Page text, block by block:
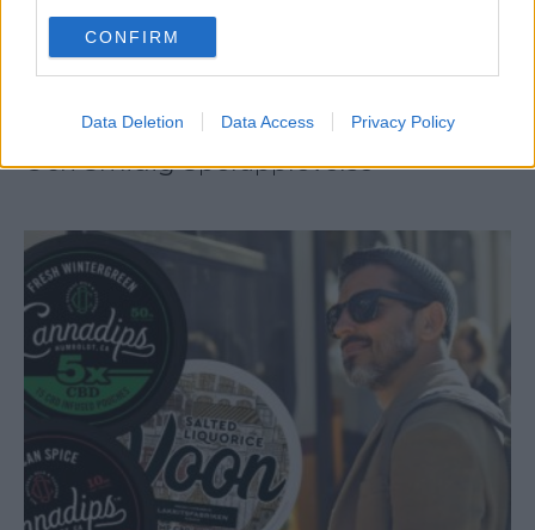
use your data for below specified purposes in below Google
consent section.
CONFIRM
Data Deletion Data Access Privacy Policy
Onlinespel Utan Verifiering – Snabb
Och Smidig Spelupplevelse